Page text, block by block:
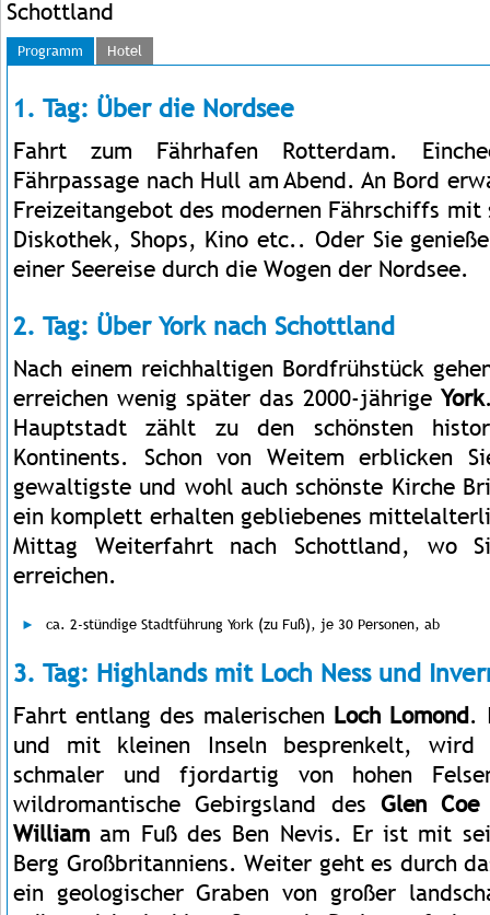
Schottland
Programm Hotel
1. Tag: Über die Nordsee
Fahrt zum Fährhafen Rotterdam.
Fährpassage nach Hull am Abend. An Bord
Freizeitangebot des modernen Fährschiffs mit
Diskothek, Shops, Kino etc.. Oder Sie
einer Seereise durch die Wogen der Nordsee.
2. Tag: Über York nach Schottland
Nach einem reichhaltigen Bordfrühstück
erreichen wenig später das 2000-jährige York
Hauptstadt zählt zu den schönsten
Kontinents. Schon von Weitem erblicken
gewaltigste und wohl auch schönste Kirche
ein komplett erhalten gebliebenes
Mittag Weiterfahrt nach Schottland, wo
erreichen.
ca. 2-stündige Stadtführung York (zu Fuß), je 30 Personen, ab
3. Tag: Highlands mit Loch Ness und
Fahrt entlang des malerischen Loch Lomond.
und mit kleinen Inseln besprenkelt, wird
schmaler und fjordartig von hohen
wildromantische Gebirgsland des Glen Coe
William am Fuß des Ben Nevis. Er ist mit
Berg Großbritanniens. Weiter geht es durch
ein geologischer Graben von großer